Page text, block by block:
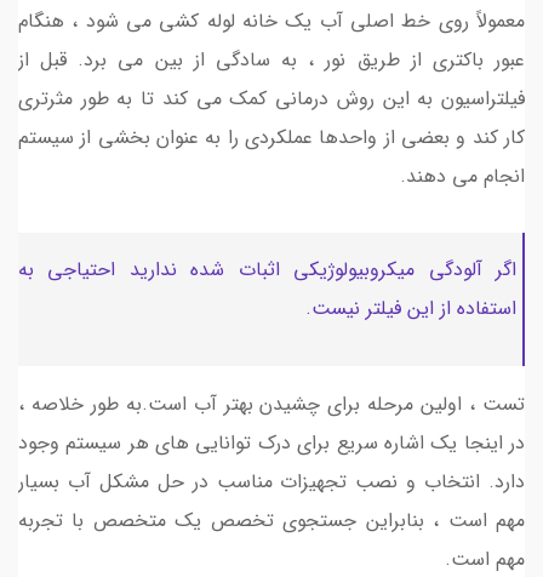
معمولاً روی خط اصلی آب یک خانه لوله کشی می شود ، هنگام
عبور باکتری از طریق نور ، به سادگی از بین می برد. قبل از
فیلتراسیون به این روش درمانی کمک می کند تا به طور مثرتری
کار کند و بعضی از واحدها عملکردی را به عنوان بخشی از سیستم
انجام می دهند.
اگر آلودگی میکروبیولوژیکی اثبات شده ندارید احتیاجی به
استفاده از این فیلتر نیست.
تست ، اولین مرحله برای چشیدن بهتر آب است.به طور خلاصه ،
در اینجا یک اشاره سریع برای درک توانایی های هر سیستم وجود
دارد. انتخاب و نصب تجهیزات مناسب در حل مشکل آب بسیار
مهم است ، بنابراین جستجوی تخصص یک متخصص با تجربه
مهم است.